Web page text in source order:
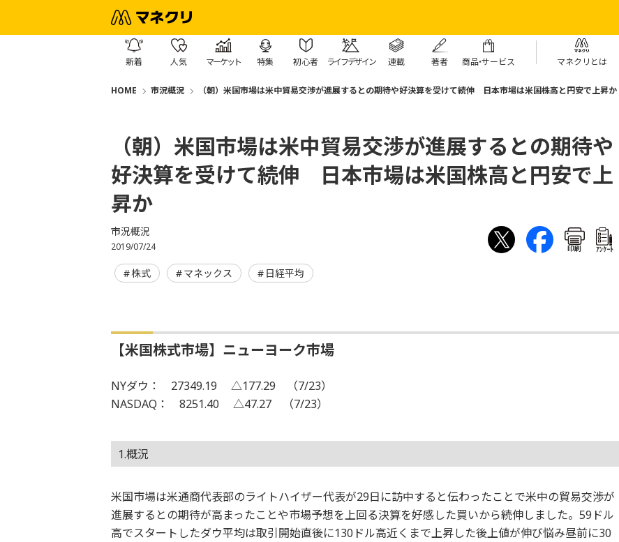
新着 人気 マーケット 特集 初心者 ライフデザイン 連載 著者 商品・サービス マネクリとは
HOME 市況概況 （朝）米国市場は米中貿易交渉が進展するとの期待や好決算を受けて続伸 日本市場は米国株高と円安で上昇か
（朝）米国市場は米中貿易交渉が進展するとの期待や
好決算を受けて続伸 日本市場は米国株高と円安で上
昇か
市況概況
2019/07/24 印刷 ｱﾝｹｰﾄ
株式 マネックス 日経平均
【米国株式市場】ニューヨーク市場
NYダウ： 27349.19 △177.29 （7/23）
NASDAQ： 8251.40 △47.27 （7/23）
1.概況
米国市場は米通商代表部のライトハイザー代表が29日に訪中すると伝わったことで米中の貿易交渉が
進展するとの期待が高まったことや市場予想を上回る決算を好感した買いから続伸しました。59ドル
高でスタートしたダウ平均は取引開始直後に130ドル高近くまで上昇した後上値が伸び悩み昼前に30